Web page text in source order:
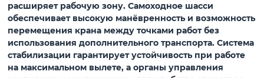
расширяет рабочую зону. Самоходное шасси
обеспечивает высокую манёвренность и возможность
перемещения крана между точками работ без
использования дополнительного транспорта. Система
стабилизации гарантирует устойчивость при работе
на максимальном вылете, а органы управления